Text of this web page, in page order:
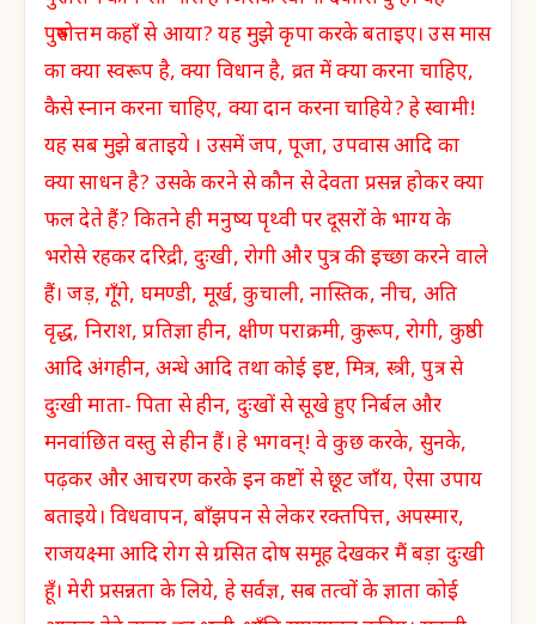
पुरुषोत्तम कहाँ से आया? यह मुझे कृपा करके बताइए। उस मास
का क्या स्वरूप है, क्या विधान है, व्रत में क्या करना चाहिए,
कैसे स्नान करना चाहिए, क्या दान करना चाहिये? हे स्वामी!
यह सब मुझे बताइये । उसमें जप, पूजा, उपवास आदि का
क्या साधन है? उसके करने से कौन से देवता प्रसन्न होकर क्या
फल देते हैं? कितने ही मनुष्य पृथ्वी पर दूसरों के भाग्य के
भरोसे रहकर दरिद्री, दुःखी, रोगी और पुत्र की इच्छा करने वाले
हैं। जड़, गूँगे, घमण्डी, मूर्ख, कुचाली, नास्तिक, नीच, अति
वृद्ध, निराश, प्रतिज्ञा हीन, क्षीण पराक्रमी, कुरूप, रोगी, कुष्ठी
आदि अंगहीन, अन्धे आदि तथा कोई इष्ट, मित्र, स्त्री, पुत्र से
दुःखी माता- पिता से हीन, दुःखों से सूखे हुए निर्बल और
मनवांछित वस्तु से हीन हैं। हे भगवन्! वे कुछ करके, सुनके,
पढ़कर और आचरण करके इन कष्टों से छूट जाँय, ऐसा उपाय
बताइये। विधवापन, बाँझपन से लेकर रक्तपित्त, अपस्मार,
राजयक्ष्मा आदि रोग से ग्रसित दोष समूह देखकर मैं बड़ा दुःखी
हूँ। मेरी प्रसन्नता के लिये, हे सर्वज्ञ, सब तत्वों के ज्ञाता कोई